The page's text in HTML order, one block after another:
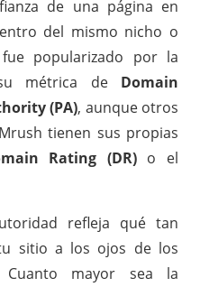
de una página en
del mismo nicho o
popularizado por la
métrica de Domain
(PA), aunque otros
tienen sus propias
Rating (DR)o el
refleja qué tan
sitio a los ojos de los
Cuanto mayor sea la